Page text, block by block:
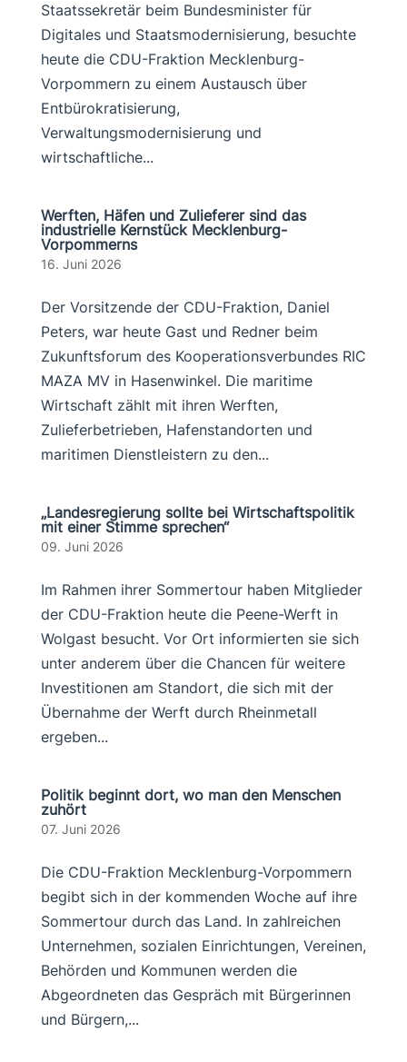
Staatssekretär beim Bundesminister für
Digitales und Staatsmodernisierung, besuchte
heute die CDU-Fraktion Mecklenburg-
Vorpommern zu einem Austausch über
Entbürokratisierung,
Verwaltungsmodernisierung und
wirtschaftliche...
Werften, Häfen und Zulieferer sind das
industrielle Kernstück Mecklenburg-
Vorpommerns
16. Juni 2026
Der Vorsitzende der CDU-Fraktion, Daniel
Peters, war heute Gast und Redner beim
Zukunftsforum des Kooperationsverbundes RIC
MAZA MV in Hasenwinkel. Die maritime
Wirtschaft zählt mit ihren Werften,
Zulieferbetrieben, Hafenstandorten und
maritimen Dienstleistern zu den...
„Landesregierung sollte bei Wirtschaftspolitik
mit einer Stimme sprechen“
09. Juni 2026
Im Rahmen ihrer Sommertour haben Mitglieder
der CDU-Fraktion heute die Peene-Werft in
Wolgast besucht. Vor Ort informierten sie sich
unter anderem über die Chancen für weitere
Investitionen am Standort, die sich mit der
Übernahme der Werft durch Rheinmetall
ergeben...
Politik beginnt dort, wo man den Menschen
zuhört
07. Juni 2026
Die CDU-Fraktion Mecklenburg-Vorpommern
begibt sich in der kommenden Woche auf ihre
Sommertour durch das Land. In zahlreichen
Unternehmen, sozialen Einrichtungen, Vereinen,
Behörden und Kommunen werden die
Abgeordneten das Gespräch mit Bürgerinnen
und Bürgern,...